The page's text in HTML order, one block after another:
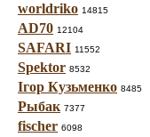
worldriko 14815
AD70 12104
SAFARI 11552
Spektor 8532
Ігор Кузьменко 8485
Рыбак 7377
fischer 6098